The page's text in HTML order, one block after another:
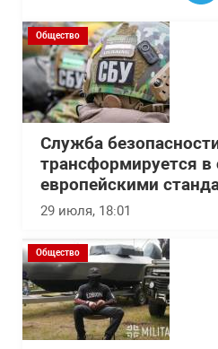
Общество
Служба
трансформируется в
европейскими
29 июля, 18:01
Общество